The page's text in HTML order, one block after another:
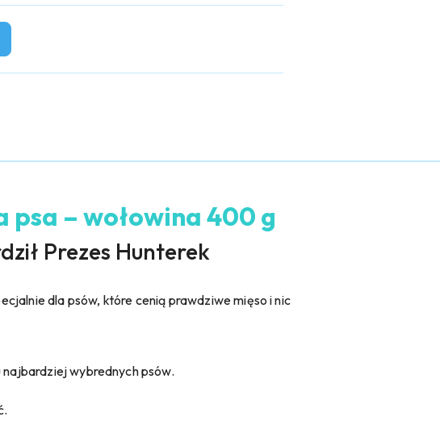
– wołowina 400 g
Prezes Hunterek
dla psów, które cenią prawdziwe mięso i nic
wybrednych psów.